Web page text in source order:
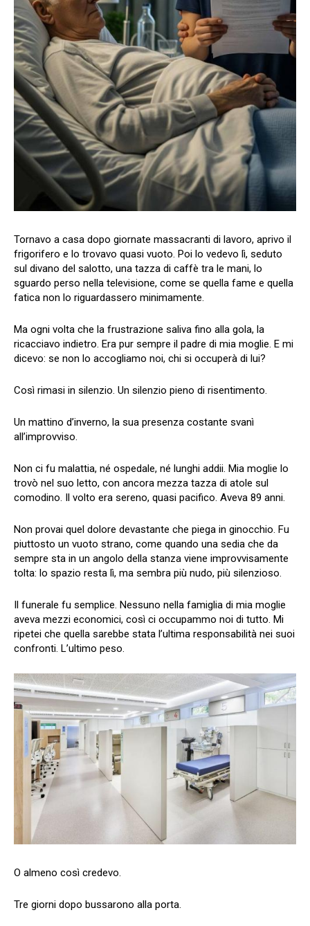
Tornavo a casa dopo giornate massacranti di lavoro, aprivo il
frigorifero e lo trovavo quasi vuoto. Poi lo vedevo lì, seduto
sul divano del salotto, una tazza di caffè tra le mani, lo
sguardo perso nella televisione, come se quella fame e quella
fatica non lo riguardassero minimamente.
Ma ogni volta che la frustrazione saliva fino alla gola, la
ricacciavo indietro. Era pur sempre il padre di mia moglie. E mi
dicevo: se non lo accogliamo noi, chi si occuperà di lui?
Così rimasi in silenzio. Un silenzio pieno di risentimento.
Un mattino d’inverno, la sua presenza costante svanì
all’improvviso.
Non ci fu malattia, né ospedale, né lunghi addii. Mia moglie lo
trovò nel suo letto, con ancora mezza tazza di atole sul
comodino. Il volto era sereno, quasi pacifico. Aveva 89 anni.
Non provai quel dolore devastante che piega in ginocchio. Fu
piuttosto un vuoto strano, come quando una sedia che da
sempre sta in un angolo della stanza viene improvvisamente
tolta: lo spazio resta lì, ma sembra più nudo, più silenzioso.
Il funerale fu semplice. Nessuno nella famiglia di mia moglie
aveva mezzi economici, così ci occupammo noi di tutto. Mi
ripetei che quella sarebbe stata l’ultima responsabilità nei suoi
confronti. L’ultimo peso.
O almeno così credevo.
Tre giorni dopo bussarono alla porta.